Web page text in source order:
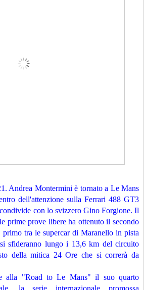
Andrea Montermini è tornato a Le Mans
dell'attenzione sulla Ferrari 488 GT3
con lo svizzero Gino Forgione. Il
prime prove libere ha ottenuto il secondo
tra le supercar di Maranello in pista
sfideranno lungo i 13,6 km del circuito
della mitica 24 Ore che si correrà da
alla "Road to Le Mans" il suo quarto